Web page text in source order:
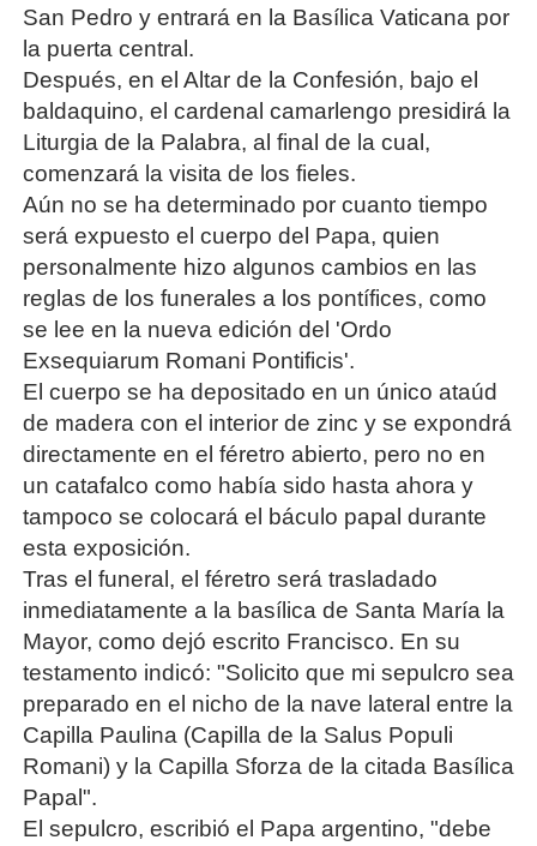
San Pedro y entrará en la Basílica Vaticana por
la puerta central.
Después, en el Altar de la Confesión, bajo el
baldaquino, el cardenal camarlengo presidirá la
Liturgia de la Palabra, al final de la cual,
comenzará la visita de los fieles.
Aún no se ha determinado por cuanto tiempo
será expuesto el cuerpo del Papa, quien
personalmente hizo algunos cambios en las
reglas de los funerales a los pontífices, como
se lee en la nueva edición del 'Ordo
Exsequiarum Romani Pontificis'.
El cuerpo se ha depositado en un único ataúd
de madera con el interior de zinc y se expondrá
directamente en el féretro abierto, pero no en
un catafalco como había sido hasta ahora y
tampoco se colocará el báculo papal durante
esta exposición.
Tras el funeral, el féretro será trasladado
inmediatamente a la basílica de Santa María la
Mayor, como dejó escrito Francisco. En su
testamento indicó: "Solicito que mi sepulcro sea
preparado en el nicho de la nave lateral entre la
Capilla Paulina (Capilla de la Salus Populi
Romani) y la Capilla Sforza de la citada Basílica
Papal".
El sepulcro, escribió el Papa argentino, "debe